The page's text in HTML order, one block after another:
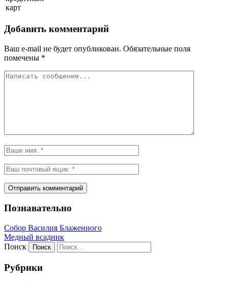
карт
Добавить комментарий
Ваш e-mail не будет опубликован. Обязательные поля
помечены *
Познавательно
Собор Василия Блаженного
Медный всадник
Поиск
Рубрики